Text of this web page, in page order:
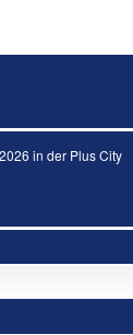
in der Plus City